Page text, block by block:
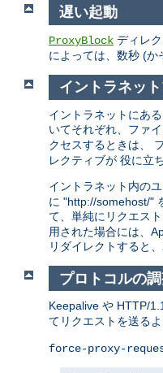
遅い起動
ProxyBlock ディレ
によっては、数秒 (か
イントラネッ
イントラネットにあ
いてそれぞれ、ファ
クセスするときは、
レクティブが 役に立
イントラネット内の
に "http://somehost/"
て、単純にリクエス
用された場合には、
リダイレクトすると
プロトコルの
Keepalive や HTTP/
てリクエストを送る
force-proxy-